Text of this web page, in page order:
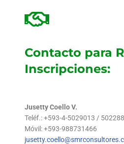
Contacto para
Inscripciones:
Jusetty Coello V.
Teléf.: +593-4-5029013 /
Móvil: +593-988731466